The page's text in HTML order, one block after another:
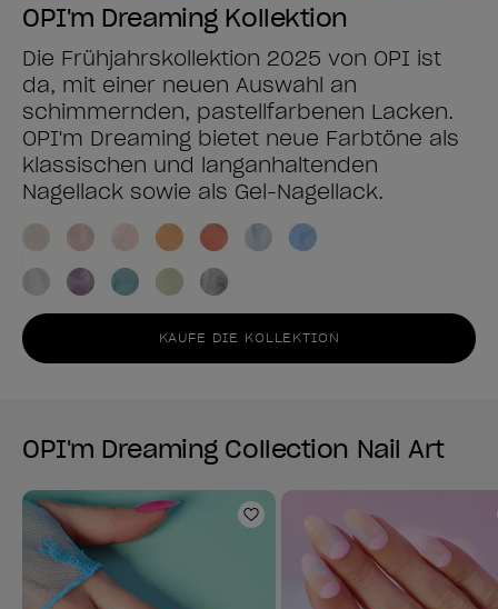
OPI'm Dreaming Kollektion
Die Frühjahrskollektion 2025 von OPI ist
da, mit einer neuen Auswahl an
schimmernden, pastellfarbenen Lacken.
OPI'm Dreaming bietet neue Farbtöne als
klassischen und langanhaltenden
Nagellack sowie als Gel-Nagellack.
KAUFE DIE KOLLEKTION
OPI'm Dreaming Collection Nail Art
Zur Wunschliste